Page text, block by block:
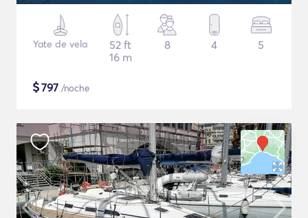
Yate de vela
52 ft
16 m
8 4 5
$797 /noche